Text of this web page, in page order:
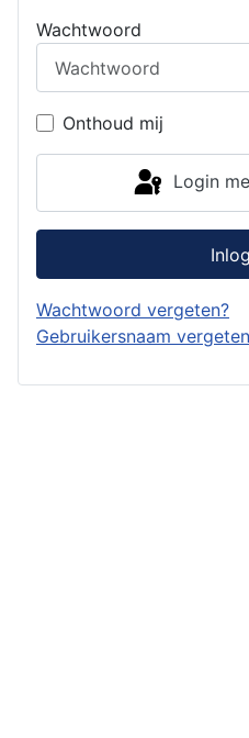
Wachtwoord
Onthoud mij
Login
Wachtwoord vergeten?
Gebruikersnaam